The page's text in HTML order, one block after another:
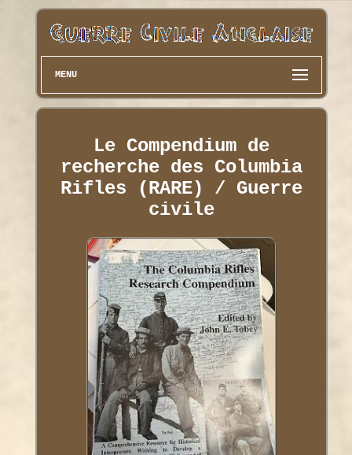
MENU
Le Compendium de
recherche des Columbia
Rifles (RARE) / Guerre
civile